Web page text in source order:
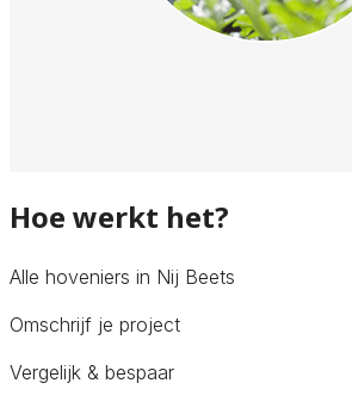
Hoe werkt het?
Alle hoveniers in Nij Beets
Omschrijf je project
Vergelijk & bespaar